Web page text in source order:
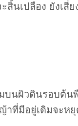
นเปลือง ยังเสี่
บนผิวดินรอบต้
ที่มีอยู่เดิมจะหยุ